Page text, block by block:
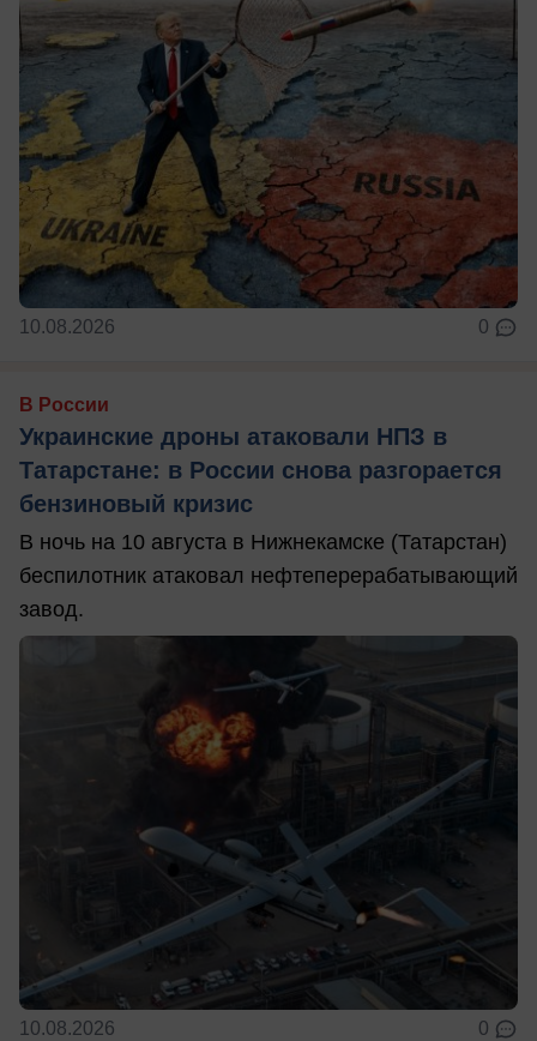
10.08.2026 0
В России
Украинские дроны атаковали НПЗ в
Татарстане: в России снова разгорается
бензиновый кризис
В ночь на 10 августа в Нижнекамске (Татарстан)
беспилотник атаковал нефтеперерабатывающий
завод.
10.08.2026 0